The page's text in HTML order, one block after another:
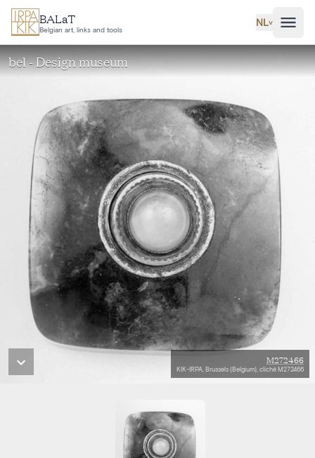
Ga naar hoofdinhoud
BALaT
Belgian art, links and tools
NL˅
bel - Design museum
M272466
KIK-IRPA, Brussels (Belgium), cliché M272466